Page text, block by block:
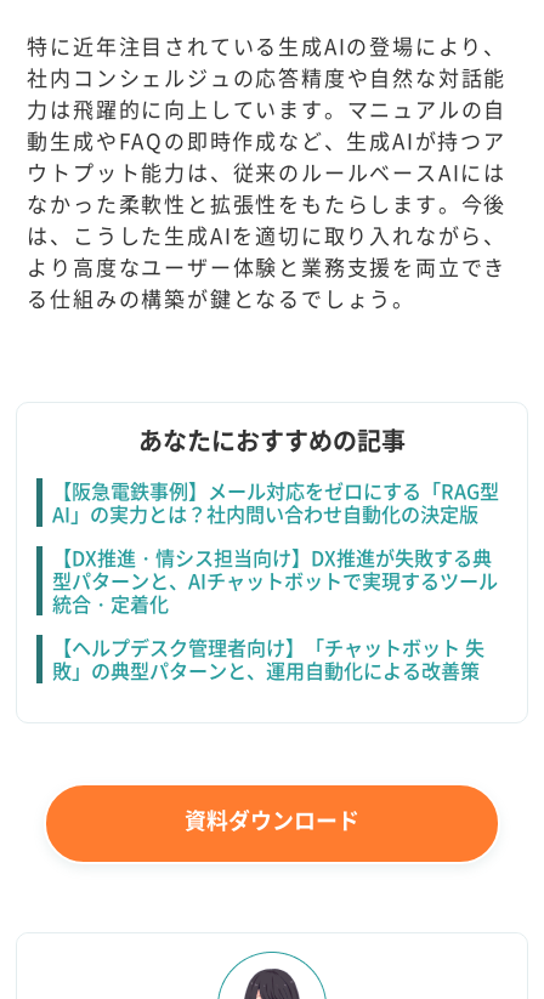
特に近年注目されている生成AIの登場により、
社内コンシェルジュの応答精度や自然な対話能
力は飛躍的に向上しています。マニュアルの自
動生成やFAQの即時作成など、生成AIが持つア
ウトプット能力は、従来のルールベースAIには
なかった柔軟性と拡張性をもたらします。今後
は、こうした生成AIを適切に取り入れながら、
より高度なユーザー体験と業務支援を両立でき
る仕組みの構築が鍵となるでしょう。
あなたにおすすめの記事
【阪急電鉄事例】メール対応をゼロにする「RAG型
AI」の実力とは？社内問い合わせ自動化の決定版
【DX推進・情シス担当向け】DX推進が失敗する典
型パターンと、AIチャットボットで実現するツール
統合・定着化
【ヘルプデスク管理者向け】「チャットボット 失
敗」の典型パターンと、運用自動化による改善策
資料ダウンロード